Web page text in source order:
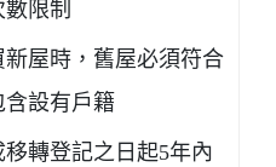
限制
屋時，舊屋必須符合
含設有戶籍
轉登記之日起5年內